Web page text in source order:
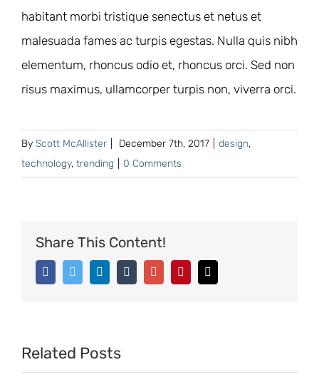
habitant morbi tristique senectus et netus et
malesuada fames ac turpis egestas. Nulla quis nibh
elementum, rhoncus odio et, rhoncus orci. Sed non
risus maximus, ullamcorper turpis non, viverra orci.
By Scott McAllister December 7th, 2017 design,
technology, trending 0 Comments
Share This Content!
FacebookTwitter LinkedinTumblr Google+Pinterest
Related Posts